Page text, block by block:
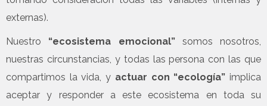
externas).
Nuestro “ecosistema emocional”somos nosotros,
nuestras circunstancias, y todas las persona con las que
compartimos la vida, y actuar con “ecología” implica
aceptar y responder a este ecosistema en toda su